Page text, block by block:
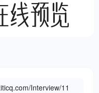
线预览
Interview/11